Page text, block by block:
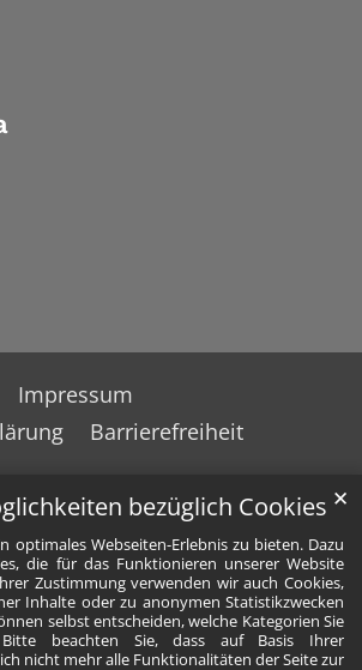
bezüglich Cookies
optimales Webseiten-Erlebnis zu bieten. Dazu
die für das Funktionieren unserer Website
Zustimmung verwenden wir auch Cookies,
Inhalte oder zu anonymen Statistikzwecken
selbst entscheiden, welche Kategorien Sie
Bitte beachten Sie, dass auf Basis Ihrer
nicht mehr alle Funktionalitäten der Seite zur
✕
auf Instragram
Trier auf Facebook
Impressum
Barrierefreiheit